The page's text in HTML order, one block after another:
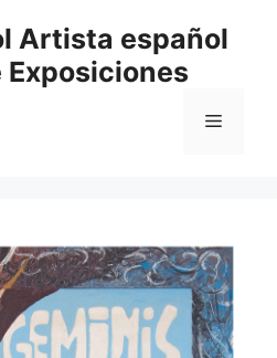
Artista español
Menú